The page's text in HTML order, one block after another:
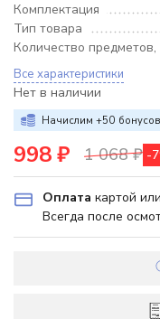
Комплектация
Тип товара
Количество предметов,
Все характеристики
Нет в наличии
Начислим +50 бонусов
998₽ 1 068₽ -
Оплата картой
Всегда после